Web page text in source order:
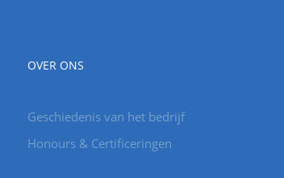
OVER ONS
Geschiedenis van het bedrijf
Honours & Certificeringen